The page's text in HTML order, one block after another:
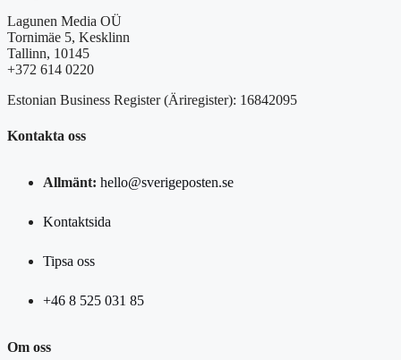
Lagunen Media OÜ
Tornimäe 5, Kesklinn
Tallinn, 10145
+372 614 0220
Estonian Business Register (Äriregister): 16842095
Kontakta oss
Allmänt: hello@sverigeposten.se
Kontaktsida
Tipsa oss
+46 8 525 031 85
Om oss